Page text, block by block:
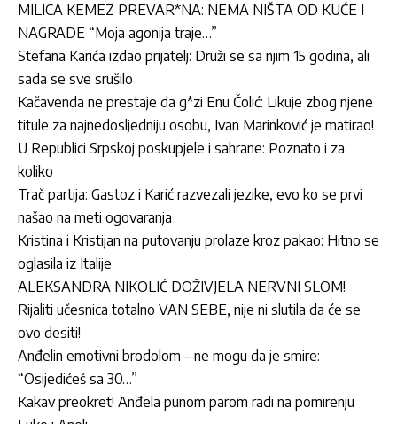
MILICA KEMEZ PREVAR*NA: NEMA NIŠTA OD KUĆE I
NAGRADE “Moja agonija traje…”
Stefana Karića izdao prijatelj: Druži se sa njim 15 godina, ali
sada se sve srušilo
Kačavenda ne prestaje da g*zi Enu Čolić: Likuje zbog njene
titule za najnedosljedniju osobu, Ivan Marinković je matirao!
U Republici Srpskoj poskupjele i sahrane: Poznato i za
koliko
Trač partija: Gastoz i Karić razvezali jezike, evo ko se prvi
našao na meti ogovaranja
Kristina i Kristijan na putovanju prolaze kroz pakao: Hitno se
oglasila iz Italije
ALEKSANDRA NIKOLIĆ DOŽIVJELA NERVNI SLOM!
Rijaliti učesnica totalno VAN SEBE, nije ni slutila da će se
ovo desiti!
Anđelin emotivni brodolom – ne mogu da je smire:
“Osijedićeš sa 30…”
Kakav preokret! Anđela punom parom radi na pomirenju